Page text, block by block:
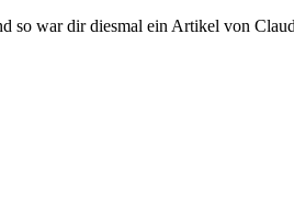
so war dir diesmal ein Artikel von